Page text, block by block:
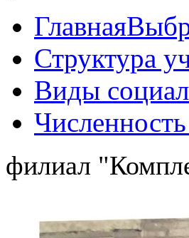
Главная
Структура
Виды
филиал